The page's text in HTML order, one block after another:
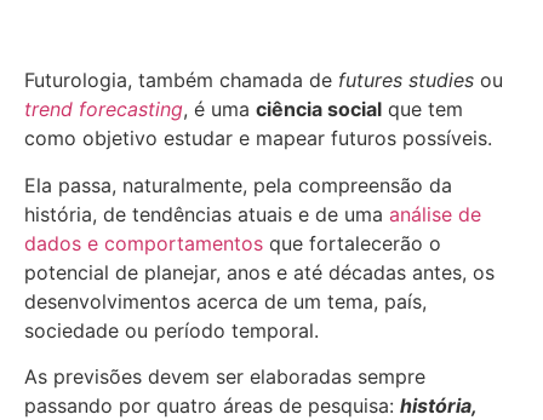
Futurologia, também chamada de futures studies ou
trend forecasting, é uma ciência social que tem
como objetivo estudar e mapear futuros possíveis.
Ela passa, naturalmente, pela compreensão da
história, de tendências atuais e de uma análise de
dados e comportamentos que fortalecerão o
potencial de planejar, anos e até décadas antes, os
desenvolvimentos acerca de um tema, país,
sociedade ou período temporal.
As previsões devem ser elaboradas sempre
passando por quatro áreas de pesquisa: história,